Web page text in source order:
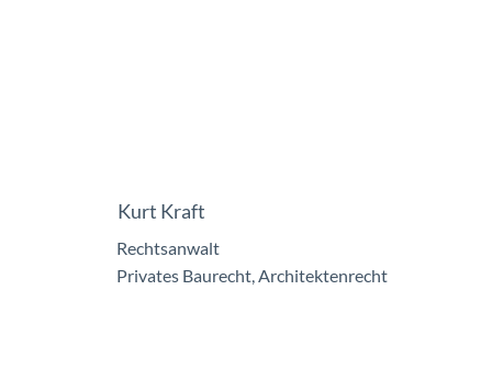
Kurt Kraft
Rechtsanwalt
Privates Baurecht, Architektenrecht